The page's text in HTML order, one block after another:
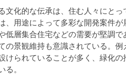
文化的な伝承は、住む人々にと
用途によって多彩な開発案件が
層集合住宅などの需要が堅調
景観維持も意識されている。例
られていることが多く、緑化
。